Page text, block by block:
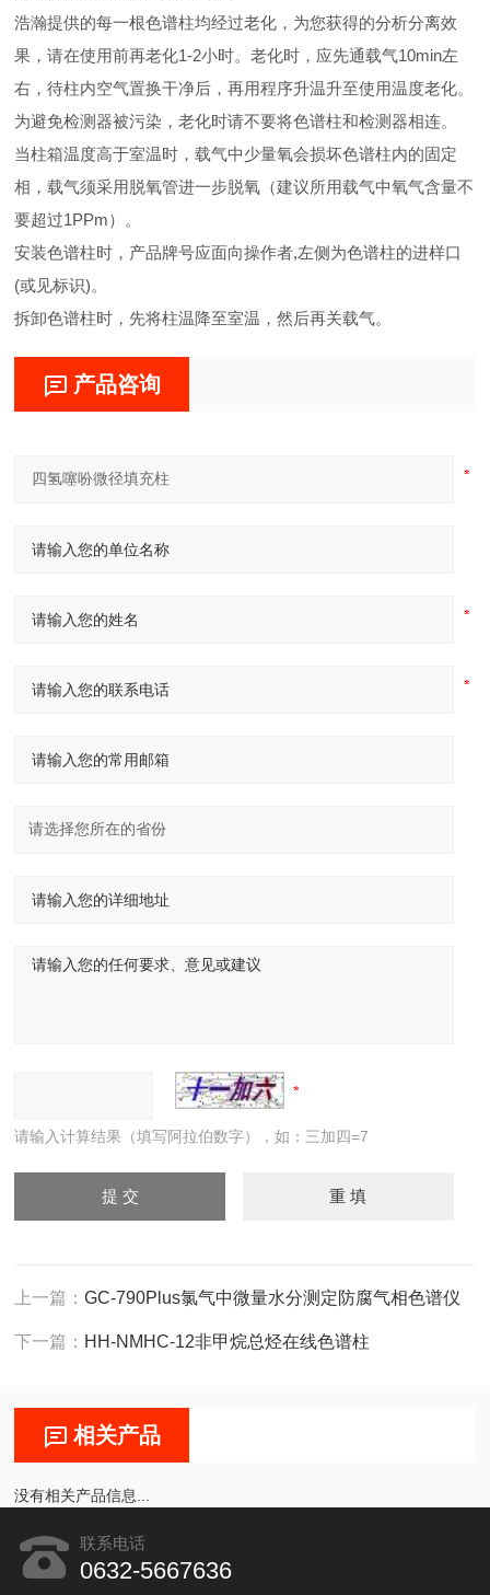
浩瀚提供的每一根色谱柱均经过老化，为您获得的分析分离效
果，请在使用前再老化1-2小时。老化时，应先通载气10min左
右，待柱内空气置换干净后，再用程序升温升至使用温度老化。
为避免检测器被污染，老化时请不要将色谱柱和检测器相连。
当柱箱温度高于室温时，载气中少量氧会损坏色谱柱内的固定
相，载气须采用脱氧管进一步脱氧（建议所用载气中氧气含量不
要超过1PPm）。
安装色谱柱时，产品牌号应面向操作者,左侧为色谱柱的进样口
(或见标识)。
拆卸色谱柱时，先将柱温降至室温，然后再关载气。
产品咨询
请输入计算结果（填写阿拉伯数字），如：三加四=7
上一篇：GC-790Plus氯气中微量水分测定防腐气相色谱仪
下一篇： HH-NMHC-12非甲烷总烃在线色谱柱
相关产品
没有相关产品信息...
联系电话
0632-5667636